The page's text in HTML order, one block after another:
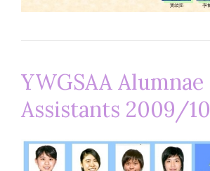
YWGSAA Alumnae
Assistants 2009/10